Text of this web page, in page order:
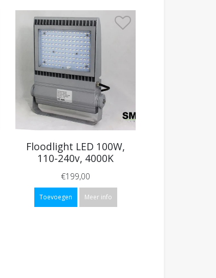
Floodlight LED 100W,
110-240v, 4000K
€199,00
Toevoegen Meer info